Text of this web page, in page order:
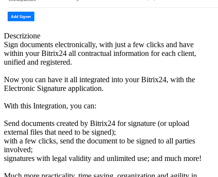
Descrizione
Sign documents electronically, with just a few clicks and have
within your Bitrix24 all contractual information for each client,
unified and registered.
Now you can have it all integrated into your Bitrix24, with the
Electronic Signature application.
With this Integration, you can:
Send documents created by Bitrix24 for signature (or upload
external files that need to be signed);
with a few clicks, send the document to be signed to all parties
involved;
signatures with legal validity and unlimited use; and much more!